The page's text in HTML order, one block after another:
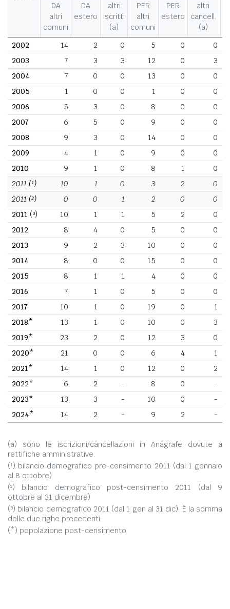
DA
altri
comuni
DA
estero
altri
iscritti
(a)
PER
altri
comuni
PER
estero
altri
cancell.
(a)
2002
14 2 0 5 0
0
2003
7 3 3 12 0
3
2004
7 0 0 13 0
0
2005
1 0 0 1 0
0
2006
5 3 0 8 0
0
2007
6 5 0 9 0
0
2008
9 3 0 14 0
0
2009
4 1 0 9 0
0
2010
9 1 0 8 1
0
2011 (¹) 10 1 0 3 2
0
2011 (²) 0 0 1 2 0
0
2011 (³) 10 1 1 5 2
0
2012
8 4 0 5 0
0
2013
9 2 3 10 0
0
2014
8 0 0 15 0
0
2015
8 1 1 4 0
0
2016
7 1 0 5 0
0
2017
10 1 0 19 0
1
2018*
13 1 0 10 0
3
2019*
23 2 0 12 3
0
2020*
21 0 0 6 4
1
2021*
14 1 0 12 0
2
2022*
6 2 - 8 0
-
2023*
13 3 - 10 0
-
2024*
14 2 - 9 2 -
(a) sono le iscrizioni/cancellazioni in Anagrafe dovute a
rettifiche amministrative.
(¹) bilancio demografico pre-censimento 2011 (dal 1 gennaio
al 8 ottobre)
(²) bilancio demografico post-censimento 2011 (dal 9
ottobre al 31 dicembre)
(³) bilancio demografico 2011 (dal 1 gen al 31 dic). È la somma
delle due righe precedenti.
(*) popolazione post-censimento